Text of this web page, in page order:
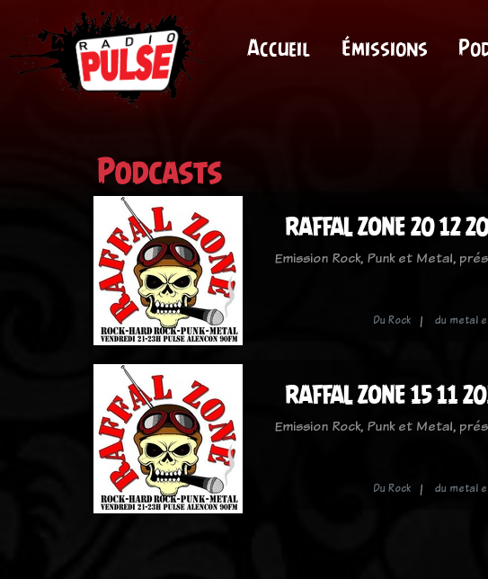
Accueil Émissions
Podcasts
RAFFAL ZONE 20 12
Emission Rock, Punk et Metal,
Du Rock du metal
RAFFAL ZONE 15 11
Emission Rock, Punk et Metal,
Du Rock du metal